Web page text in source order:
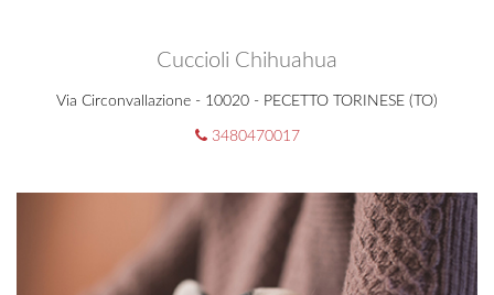
Cuccioli Chihuahua
Via Circonvallazione - 10020 - PECETTO TORINESE (TO)
3480470017